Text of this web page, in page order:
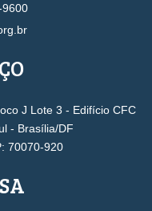
J Lote 3 - Edifício CFC
- Brasília/DF
70070-920